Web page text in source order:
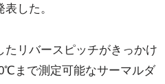
した。
たリバースピッチがきっかけ
まで測定可能なサーマルダ